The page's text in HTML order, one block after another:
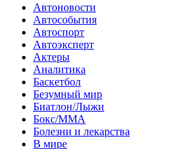
Автоновости
Автособытия
Автоспорт
Автоэксперт
Актеры
Аналитика
Баскетбол
Безумный мир
Биатлон/Лыжи
Бокс/MMA
Болезни и лекарства
В мире